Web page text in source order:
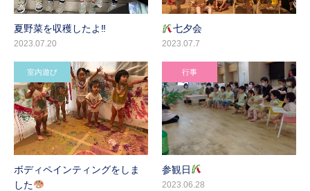
夏野菜を収穫したよ‼
2023.07.20
七夕会
2023.07.7
室内遊び
ボディペインティングをしま
した
行事
参観日
2023.06.28